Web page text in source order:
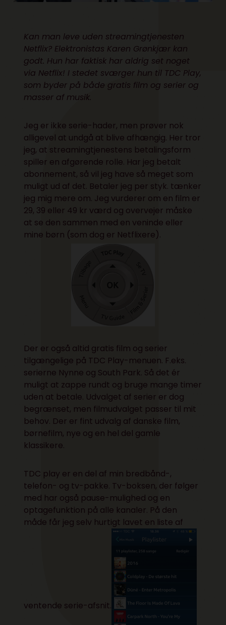
Kan man leve uden streamingtjenesten
Netflix? Elektronistas Karen Grønkjær kan
godt. Hun har faktisk har aldrig set noget
via Netflix! I stedet sværger hun til TDC Play,
som byder på både gratis film og serier og
masser af musik.
Jeg er ikke serie-hader, men prøver nok
alligevel at undgå at blive afhængig. Her tror
jeg, at streamingtjenestens betalingsform
spiller en afgørende rolle. Har jeg betalt
abonnement, så vil jeg have så meget som
muligt ud af det. Betaler jeg per styk. tænker
jeg mig mere om. Jeg vurderer om en film er
29, 39 eller 49 kr værd og overvejer måske
at se den sammen med en veninde eller
mine børn (som dog er Netflixere).
Der er også altid gratis film og serier
tilgængelige på TDC Play-menuen. F.eks.
serierne Nynne og South Park. Så det ér
muligt at zappe rundt og bruge mange timer
uden at betale. Udvalget af serier er dog
begrænset, men filmudvalget passer til mit
behov. Der er fint udvalg af danske film,
børnefilm, nye og en hel del gamle
klassikere.
TDC play er en del af min bredbånd-,
telefon- og tv-pakke. Tv-boksen, der følger
med har også pause-mulighed og en
optagefunktion på alle kanaler. På den
måde får jeg selv hurtigt lavet en liste af
ventende serie-afsnit.